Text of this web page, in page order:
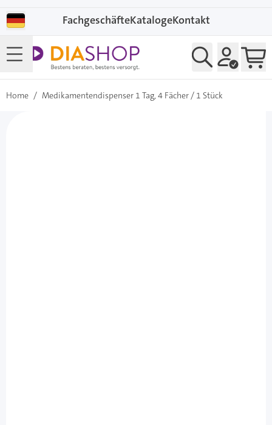
FachgeschäfteKatalogeKontakt
Home / Medikamentendispenser 1 Tag, 4 Fächer / 1 Stück